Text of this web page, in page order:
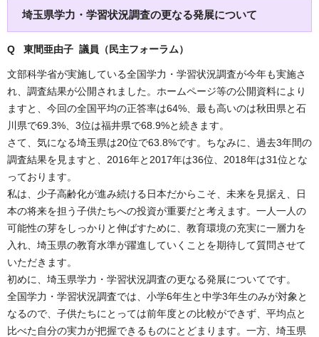
埼玉県学力・学習状況調査の更なる発展について
Q 東間亜由子 議員（民主フォーラム）
文部科学省が実施している全国学力・学習状況調査が今年も実施さ
れ、調査結果が公開されました。ホームページ等の公開資料により
ますと、今回の全国平均の正答率は64%、最も高いのは秋田県と石
川県で69.3%、3位は福井県で68.9%と続きます。
さて、気になる埼玉県は20位で63.8%です。ちなみに、過去3年間の
調査結果を見ますと、2016年と2017年は36位、2018年は31位とな
っております。
私は、少子高齢化が進み続ける日本だからこそ、未来を見据え、日
本の将来を担う子供たちへの投資が重要だと考えます。一人一人の
可能性の芽をしっかりと伸ばすために、教育環境の充実に一層力を
入れ、埼玉県の教育水準が躍進していくことを期待して質問させて
いただきます。
初めに、埼玉県学力・学習状況調査の更なる発展についてです。
全国学力・学習状況調査では、小学6年生と中学3年生のみが対象と
なるので、子供たちにとっては前年度との比較ができず、平均点と
比べた自分の実力が把握できるものにとどまります。一方、埼玉県